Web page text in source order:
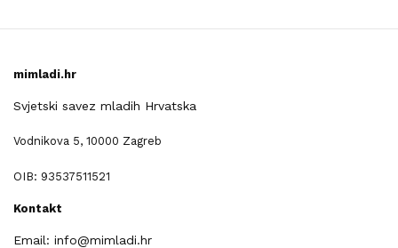
mimladi.hr
Svjetski savez mladih Hrvatska
Vodnikova 5, 10000 Zagreb
OIB: 93537511521
Kontakt
Email: info@mimladi.hr